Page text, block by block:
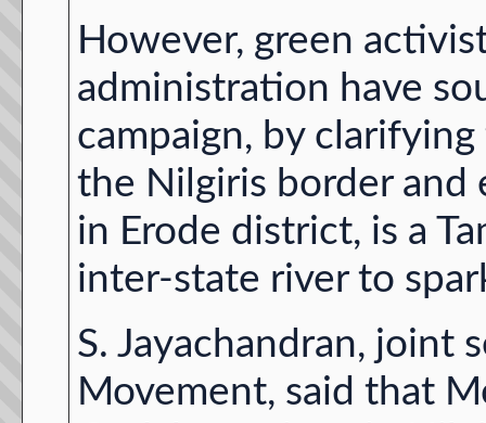
However, green
administration have
campaign, by
the Nilgiris border and
in Erode district, is a
inter-state river to
S. Jayachandran, joint
Movement, said that